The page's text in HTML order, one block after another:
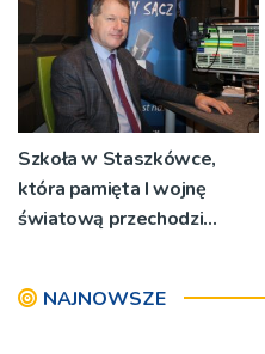
Szkoła w Staszkówce,
która pamięta I wojnę
światową przechodzi
NAJNOWSZE